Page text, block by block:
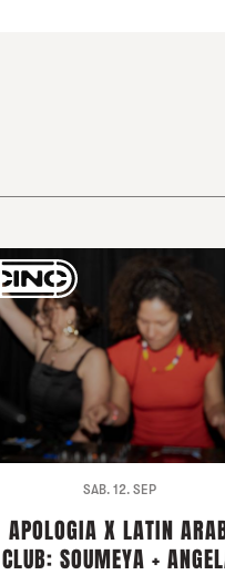
SAB. 12. SEP
APOLOGIA X LATIN
CLUB: SOUMEYA +